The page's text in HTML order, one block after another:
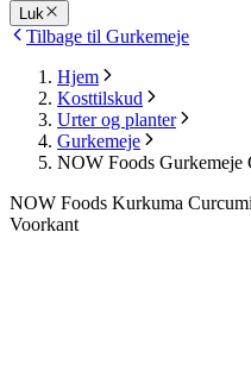
Luk
Tilbage til Gurkemeje
Hjem
Kosttilskud
Urter og planter
Gurkemeje
NOW Foods Gurkemeje
NOW Foods Kurkuma
Voorkant